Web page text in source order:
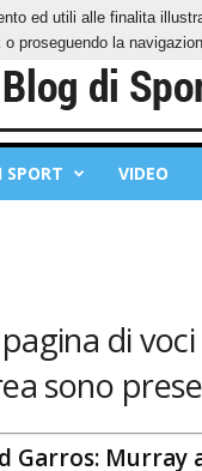
SPORT VIDEO
di
sono
Garros: Murray
ed utili alle finalita
proseguendo la